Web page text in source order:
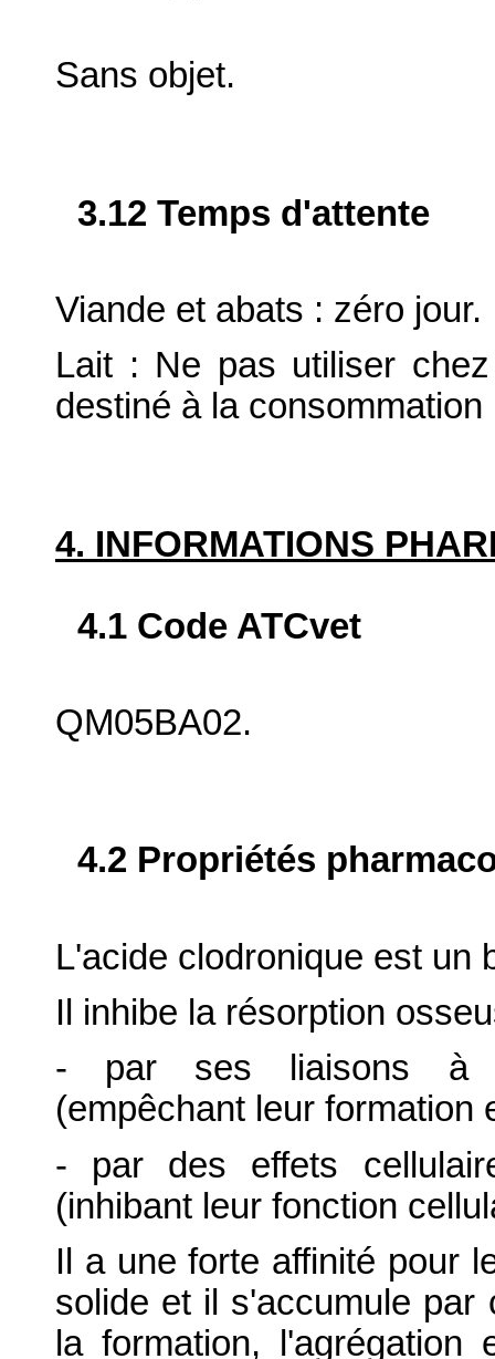
Sans objet.
3.12 Temps d'attente
Viande et abats : zéro jour.
Lait : Ne pas utiliser
destiné à la consommation
4. INFORMATIONS
4.1 Code ATCvet
QM05BA02.
4.2 Propriétés
L'acide clodronique est
Il inhibe la résorption
- par ses liaisons à
(empêchant leur formation
- par des effets
(inhibant leur fonction
Il a une forte affinité pour
solide et il s'accumule par
la formation,